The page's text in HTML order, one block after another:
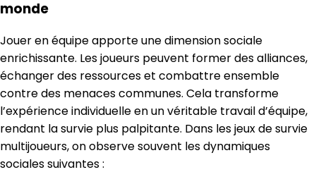
monde
Jouer en équipe apporte une dimension sociale
enrichissante. Les joueurs peuvent former des alliances,
échanger des ressources et combattre ensemble
contre des menaces communes. Cela transforme
l’expérience individuelle en un véritable travail d’équipe,
rendant la survie plus palpitante. Dans les jeux de survie
multijoueurs, on observe souvent les dynamiques
sociales suivantes :